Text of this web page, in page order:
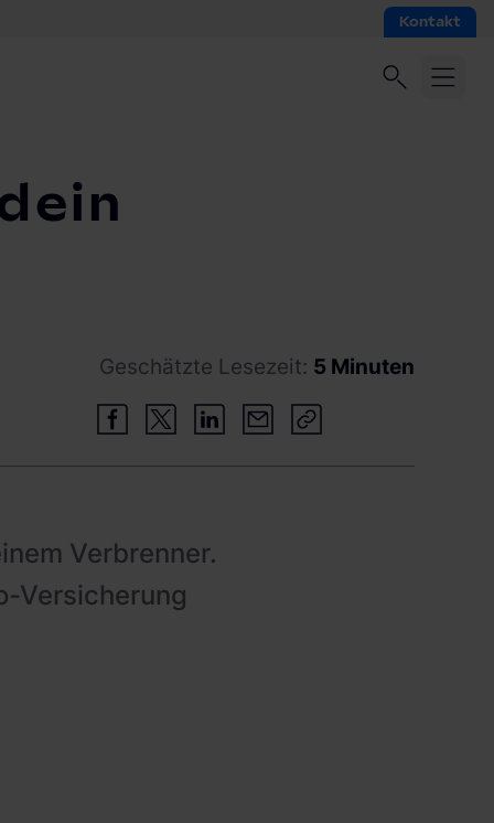
Kontakt
Geschätzte Lesezeit: 5 Minuten
Verbrenner.
Versicherung